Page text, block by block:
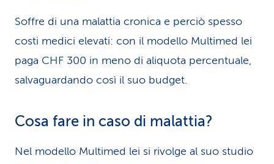
Soffre di una malattia cronica e perciò spesso
costi medici elevati: con il modello Multimed lei
paga CHF 300 in meno di aliquota percentuale,
salvaguardando così il suo budget.
Cosa fare in caso di malattia?
Nel modello Multimed lei si rivolge al suo studio